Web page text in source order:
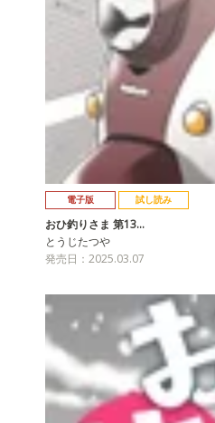
電子版 試し読み
おひ釣りさま 第13…
とうじたつや
発売日：2025.03.07